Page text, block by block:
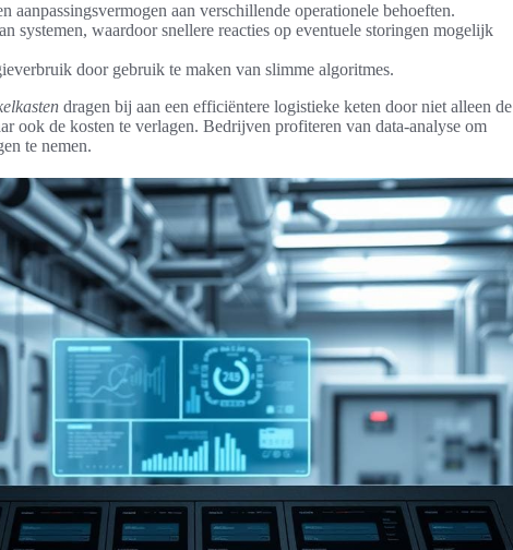
aanpassingsvermogen aan verschillende operationele behoeften.
systemen, waardoor snellere reacties op eventuele storingen mogelijk
door gebruik te maken van slimme algoritmes.
dragen bij aan een efficiëntere logistieke keten door niet alleen de
ook de kosten te verlagen. Bedrijven profiteren van data-analyse om
te nemen.